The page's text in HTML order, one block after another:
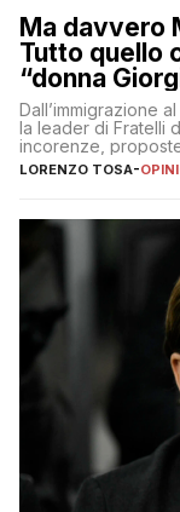
Ma davvero
Tutto quello
“donna
Dall’immigrazione
la leader di Fratelli
incorenze,
nessuno – a destra
LORENZO TOSA-